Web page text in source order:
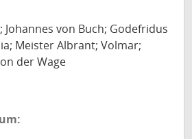
Johannes von Buch; Godefridus
Meister Albrant; Volmar;
der Wage